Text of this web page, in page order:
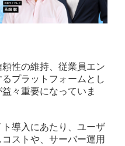
性の維持、従業員エン
プラットフォームとし
々重要になっていま
導入にあたり、ユーザ
ストや、サーバー運用